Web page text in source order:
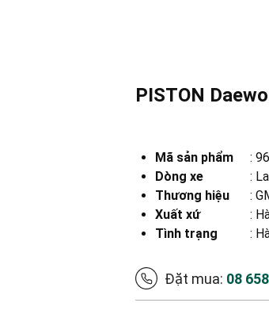
PISTON
Mã sản phẩm :
Dòng xe
:
Thương hiệu
:
Xuất xứ
:
Tình trạng
:
Đặt mua: 08